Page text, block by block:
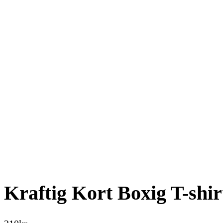
Kraftig Kort Boxig T-